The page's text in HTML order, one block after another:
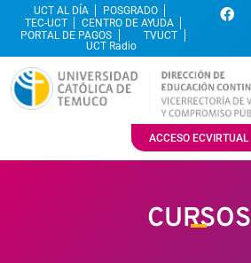
UCT AL DÍA
POSGRADO
TEC-UCT
CENTRO DE AYUDA
PORTAL DE PAGOS
TVUCT
UCT Radio
ACCESO ECVIRTUAL
CURSOS